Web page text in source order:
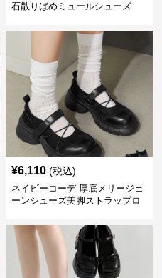
石散りばめミュールシューズ
¥6,110 (税込)
ネイビーコーデ 厚底メリージェ
ーンシューズ美脚ストラップロ